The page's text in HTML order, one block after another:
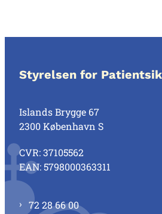
Styrelsen for
Islands Brygge 67
2300 København S
CVR: 37105562
EAN: 5798000363311
72 28 66 00